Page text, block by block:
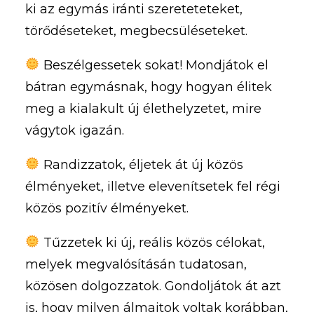
ki az egymás iránti szereteteteket,
törődéseteket, megbecsüléseteket.
Beszélgessetek sokat! Mondjátok el
bátran egymásnak, hogy hogyan élitek
meg a kialakult új élethelyzetet, mire
vágytok igazán.
Randizzatok, éljetek át új közös
élményeket, illetve elevenítsetek fel régi
közös pozitív élményeket.
Tűzzetek ki új, reális közös célokat,
melyek megvalósításán tudatosan,
közösen dolgozzatok. Gondoljátok át azt
is, hogy milyen álmaitok voltak korábban,